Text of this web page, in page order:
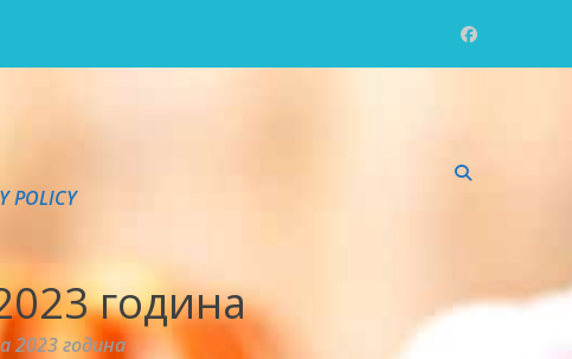
POLICY
година
2023 година